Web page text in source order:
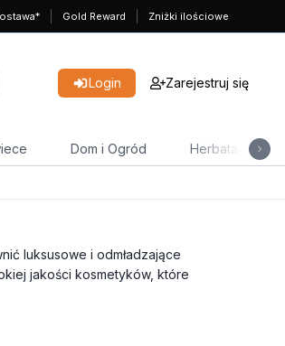
Gold Reward Zniżki ilościowe
Login Zarejestruj się
Dom i Ogród Herbata
luksusowe i odmładzające
jakości kosmetyków, które